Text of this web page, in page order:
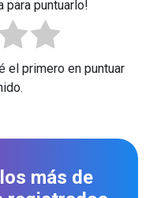
para puntuarlo!
el primero en puntuar
más de